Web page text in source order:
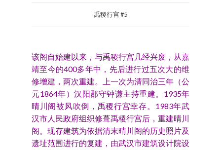
禹稷行宫 #5
该阁自始建以来，与禹稷行宫几经兴废，从嘉
靖至今的400多年中，先后进行过五次大的维
修增建，两次重建。上一次为清同治三年（公
元1864年）汉阳郡守钟谦主持重建。1935年
晴川阁被风吹倒，禹稷行宫幸存。1983年武
汉市人民政府组织修葺禹稷行宫后，重建晴川
阁。现存建筑为依据清末晴川阁的历史照片及
遗址范围进行的复建，由武汉市建筑设计院设